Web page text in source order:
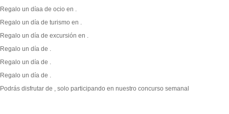
Regalo un díaa de ocio en .
Regalo un día de turismo en .
Regalo un día de excursión en .
Regalo un día de .
Regalo un día de .
Regalo un día de .
Podrás disfrutar de , solo participando en nuestro concurso semanal